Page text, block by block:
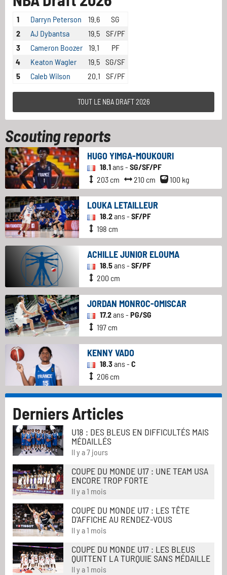
1 Darryn Peterson 19.6
SG
2
AJ Dybantsa 19.5
SF/PF
3
Cameron Boozer 19.1
PF
4
Keaton Wagler 19.5 SG/SF
5
Caleb Wilson 20.1 SF/PF
TOUT LE NBA DRAFT 2026
Scouting reports
HUGO YIMGA-MOUKOURI
18.1ans - SG/SF/PF
203 cm
210 cm 100 kg
LOUKA LETAILLEUR
18.2ans - SF/PF
198 cm
ACHILLE JUNIOR ELOUMA
18.5ans - SF/PF
200 cm
JORDAN MONROC-OMISCAR
17.2ans - PG/SG
197 cm
KENNY VADO
18.3ans - C
206 cm
Derniers Articles
U18 : DES BLEUS EN DIFFICULTÉS MAIS
MÉDAILLÉS
Il y a 7 jours
COUPE DU MONDE U17 : UNE TEAM USA
ENCORE TROP FORTE
Il y a 1 mois
COUPE DU MONDE U17 : LES TÊTE
D'AFFICHE AU RENDEZ-VOUS
Il y a 1 mois
COUPE DU MONDE U17 : LES BLEUS
QUITTENT LA TURQUIE SANS MÉDAILLE
Il y a 1 mois